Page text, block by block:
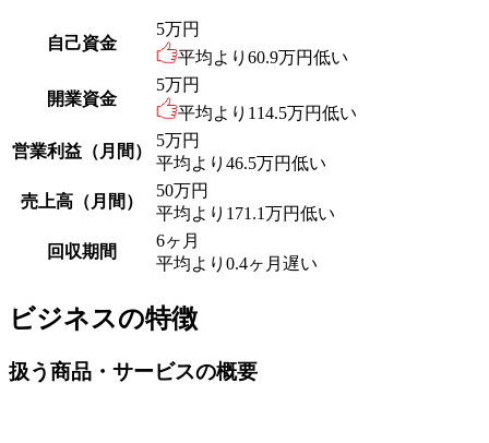
自己資金
5万円
平均より 60.9万円低い
開業資金
5万円
平均より 114.5万円低い
営業利益（月間）
5万円
平均より 46.5万円低い
売上高（月間）
50万円
平均より 171.1万円低い
回収期間
6ヶ月
平均より 0.4ヶ月遅い
ビジネスの特徴
扱う商品・サービスの概要